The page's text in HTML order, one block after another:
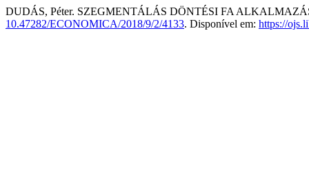
DUDÁS, Péter. SZEGMENTÁLÁS DÖNTÉSI FA
10.47282/ECONOMICA/2018/9/2/4133. Disponível em: https://